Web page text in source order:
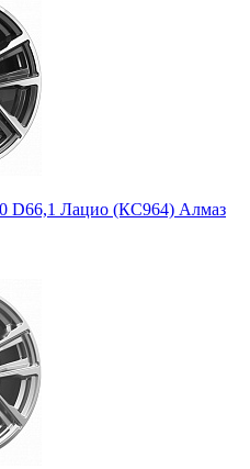
D66,1 Лацио (КС964) Алмаз